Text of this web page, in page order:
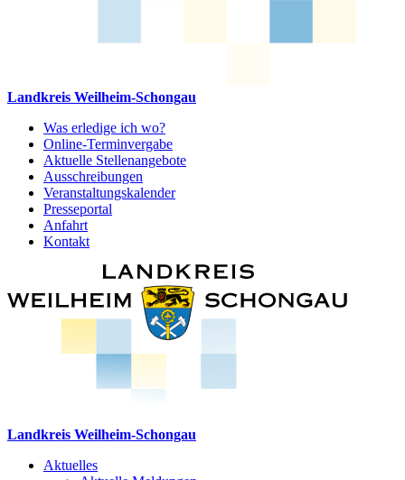
Landkreis Weilheim-Schongau
Was erledige ich wo?
Online-Terminvergabe
Aktuelle Stellenangebote
Ausschreibungen
Veranstaltungskalender
Presseportal
Anfahrt
Kontakt
Landkreis Weilheim-Schongau
Aktuelles